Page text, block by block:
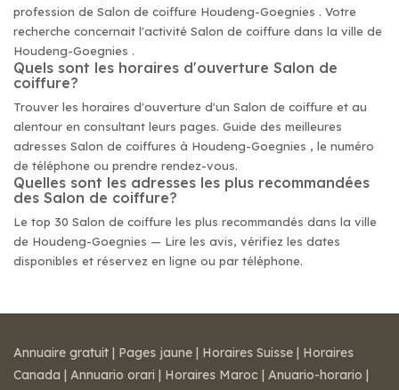
profession de Salon de coiffure Houdeng-Goegnies . Votre
recherche concernait l'activité Salon de coiffure dans la ville de
Houdeng-Goegnies .
Quels sont les horaires d'ouverture Salon de
coiffure?
Trouver les horaires d'ouverture d'un Salon de coiffure et au
alentour en consultant leurs pages. Guide des meilleures
adresses Salon de coiffures à Houdeng-Goegnies , le numéro
de téléphone ou prendre rendez-vous.
Quelles sont les adresses les plus recommandées
des Salon de coiffure?
Le top 30 Salon de coiffure les plus recommandés dans la ville
de Houdeng-Goegnies — Lire les avis, vérifiez les dates
disponibles et réservez en ligne ou par téléphone.
Annuaire gratuit | Pages jaune | Horaires Suisse | Horaires
Canada | Annuario orari | Horaires Maroc | Anuario-horario |